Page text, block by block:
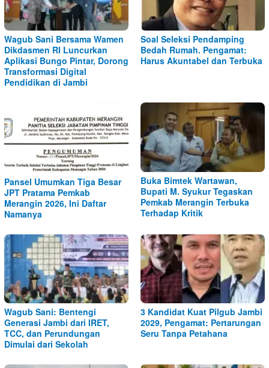
Wagub Sani Bersama Wamen
Dikdasmen RI Luncurkan
Aplikasi Bungo Pintar, Dorong
Transformasi Digital
Pendidikan di Jambi
Soal Seleksi Pendamping
Bedah Rumah. Pengamat:
Harus Akuntabel dan Terbuka
Pansel Umumkan Tiga Besar
JPT Pratama Pemkab
Merangin 2026, Ini Daftar
Namanya
Buka Bimtek Wartawan,
Bupati M. Syukur Tegaskan
Pemkab Merangin Terbuka
Terhadap Kritik
Wagub Sani: Bentengi
Generasi Jambi dari IRET,
TCC, dan Perundungan
Dimulai dari Sekolah
3 Kandidat Kuat Pilgub Jambi
2029, Pengamat: Pertarungan
Seru Tanpa Petahana